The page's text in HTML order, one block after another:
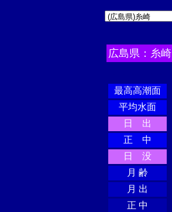
広島県：糸崎
最高高潮面
平均水面
日 出
正 中
日 没
月 齢
月 出
正 中